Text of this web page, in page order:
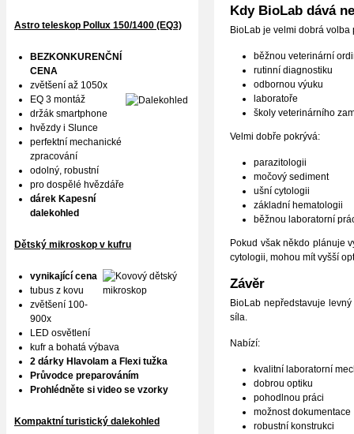
Kdy BioLab dává
BioLab je velmi dobrá volba
běžnou veterinární
rutinní diagnostiku
odbornou výuku
laboratoře
školy veterinárního
Velmi dobře pokrývá:
parazitologii
močový sediment
ušní cytologii
základní hematologii
běžnou laboratorní
Pokud však někdo plánuje
cytologii, mohou mít vyšší
Závěr
BioLab nepředstavuje
síla.
Nabízí:
kvalitní laboratorní
dobrou optiku
pohodlnou práci
možnost dokumentace
robustní konstrukci
Astro teleskop Pollux 150/1400 (EQ3)
BEZKONKURENČNÍ
CENA
zvětšení až 1050x
EQ 3 montáž
držák smartphone
hvězdy i Slunce
perfektní mechanické
zpracování
odolný, robustní
pro dospělé hvězdáře
dárek Kapesní
dalekohled
Dětský mikroskop v kufru
vynikající cena
tubus z kovu
zvětšení 100-
900x
LED osvětlení
kufr a bohatá výbava
2 dárky Hlavolam a Flexi tužka
Průvodce preparováním
Prohlédněte si video se vzorky
Kompaktní turistický dalekohled